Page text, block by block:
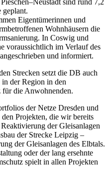
geplant.
Eigentümerinnen und
Wohnhäusern die
In Coswig und
voraussichtlich im Verlauf des
und informiert.
Strecken setzt die DB auch
der Region in den
für die Anwohnenden.
der Netze Dresden und
Projekten, die wir bereits
Reaktivierung der Gleisanlagen
der Strecke Leipzig –
der Gleisanlagen des Elbtals.
oder der lang ersehnte
spielt in allen Projekten